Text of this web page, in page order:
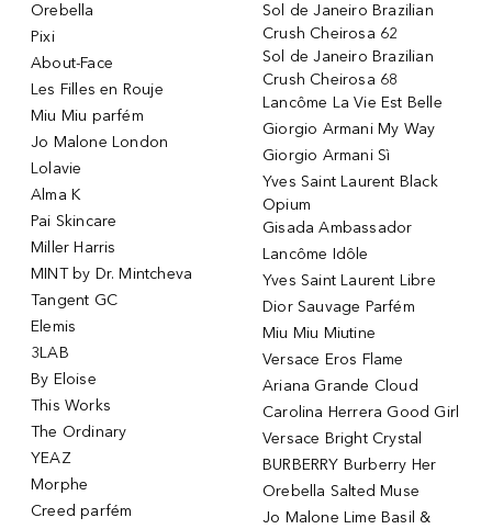
Orebella
Pixi
About-Face
Les Filles en Rouje
Miu Miu parfém
Jo Malone London
Lolavie
Alma K
Pai Skincare
Miller Harris
MINT by Dr. Mintcheva
Tangent GC
Elemis
3LAB
By Eloise
This Works
The Ordinary
YEAZ
Morphe
Creed parfém
Sol de Janeiro Brazilian
Crush Cheirosa 62
Sol de Janeiro Brazilian
Crush Cheirosa 68
Lancôme La Vie Est Belle
Giorgio Armani My Way
Giorgio Armani Sì
Yves Saint Laurent Black
Opium
Gisada Ambassador
Lancôme Idôle
Yves Saint Laurent Libre
Dior Sauvage Parfém
Miu Miu Miutine
Versace Eros Flame
Ariana Grande Cloud
Carolina Herrera Good Girl
Versace Bright Crystal
BURBERRY Burberry Her
Orebella Salted Muse
Jo Malone Lime Basil &